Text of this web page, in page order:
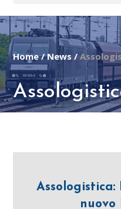
Home/News /
nuovo